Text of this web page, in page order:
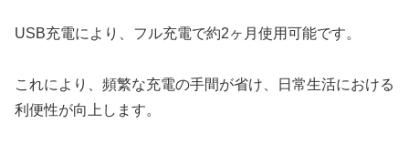
USB充電により、フル充電で約2ヶ月使用可能です。
これにより、頻繁な充電の手間が省け、日常生活における
利便性が向上します。